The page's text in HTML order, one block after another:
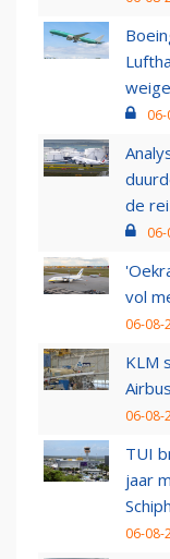
de
vol
06-08-
KLM
06-08-
TUI
jaar
06-08-